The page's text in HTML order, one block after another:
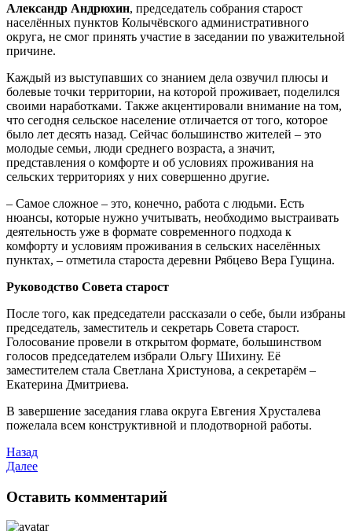
Александр Андрюхин, председатель собрания старост
населённых пунктов Колычёвского административного
округа, не смог принять участие в заседании по уважительной
причине.
Каждый из выступавших со знанием дела озвучил плюсы и
болевые точки территории, на которой проживает, поделился
своими наработками. Также акцентировали внимание на том,
что сегодня сельское население отличается от того, которое
было лет десять назад. Сейчас большинство жителей – это
молодые семьи, люди среднего возраста, а значит,
представления о комфорте и об условиях проживания на
сельских территориях у них совершенно другие.
– Самое сложное – это, конечно, работа с людьми. Есть
нюансы, которые нужно учитывать, необходимо выстраивать
деятельность уже в формате современного подхода к
комфорту и условиям проживания в сельских населённых
пунктах, – отметила староста деревни Рябцево Вера Гущина.
Руководство Совета старост
После того, как председатели рассказали о себе, были избраны
председатель, заместитель и секретарь Совета старост.
Голосование провели в открытом формате, большинством
голосов председателем избрали Ольгу Шихину. Её
заместителем стала Светлана Христунова, а секретарём –
Екатерина Дмитриева.
В завершение заседания глава округа Евгения Хрусталева
пожелала всем конструктивной и плодотворной работы.
Назад
Далее
Оставить комментарий